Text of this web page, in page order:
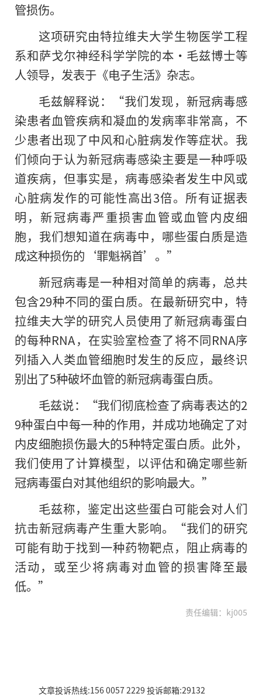
管损伤。
这项研究由特拉维夫大学生物医学工程
系和萨戈尔神经科学学院的本·毛兹博士等
人领导，发表于《电子生活》杂志。
毛兹解释说：“我们发现，新冠病毒感
染患者血管疾病和凝血的发病率非常高，不
少患者出现了中风和心脏病发作等症状。我
们倾向于认为新冠病毒感染主要是一种呼吸
道疾病，但事实是，病毒感染者发生中风或
心脏病发作的可能性高出3倍。所有证据表
明，新冠病毒严重损害血管或血管内皮细
胞，我们想知道在病毒中，哪些蛋白质是造
成这种损伤的‘罪魁祸首’。”
新冠病毒是一种相对简单的病毒，总共
包含29种不同的蛋白质。在最新研究中，特
拉维夫大学的研究人员使用了新冠病毒蛋白
的每种RNA，在实验室检查了将不同RNA序
列插入人类血管细胞时发生的反应，最终识
别出了5种破坏血管的新冠病毒蛋白质。
毛兹说：“我们彻底检查了病毒表达的2
9种蛋白中每一种的作用，并成功地确定了对
内皮细胞损伤最大的5种特定蛋白质。此外，
我们使用了计算模型，以评估和确定哪些新
冠病毒蛋白对其他组织的影响最大。”
毛兹称，鉴定出这些蛋白可能会对人们
抗击新冠病毒产生重大影响。“我们的研究
可能有助于找到一种药物靶点，阻止病毒的
活动，或至少将病毒对血管的损害降至最
低。”
责任编辑：kj005
文章投诉热线:156 0057 2229 投诉邮箱:29132